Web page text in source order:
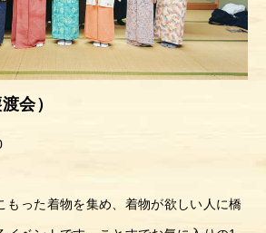
会）
もった着物を集め、着物が欲しい人に橋